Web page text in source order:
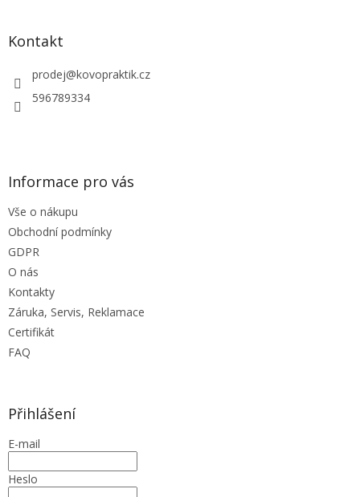
Kontakt
prodej@kovopraktik.cz
596789334
Informace pro vás
Vše o nákupu
Obchodní podmínky
GDPR
O nás
Kontakty
Záruka, Servis, Reklamace
Certifikát
FAQ
Přihlášení
E-mail
Heslo